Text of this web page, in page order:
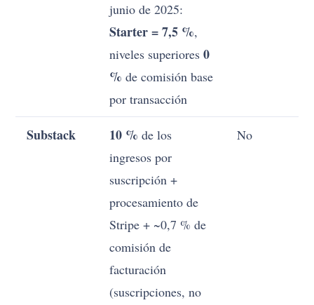
junio de 2025:
Starter = 7,5 %,
niveles superiores0
% de comisión base
por transacción
Substack 10 % de los
ingresos por
suscripción +
procesamiento de
Stripe + ~0,7 % de
comisión de
facturación
(suscripciones, no
No